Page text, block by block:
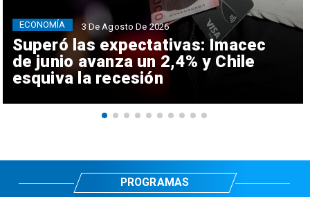
Superó las expectativas: Imacec
de junio avanza un 2,4% y Chile
esquiva la recesión
ECONOMÍA 3 De Agosto De 2026
PROGRAMAS